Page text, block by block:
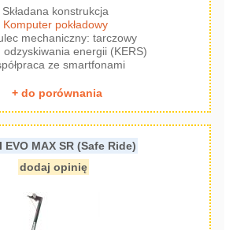
Składana konstrukcja
Komputer pokładowy
mechaniczny: tarczowy
odzyskiwania energii (KERS)
ze smartfonami
+ do porównania
EVO MAX SR (Safe Ride)
dodaj opinię